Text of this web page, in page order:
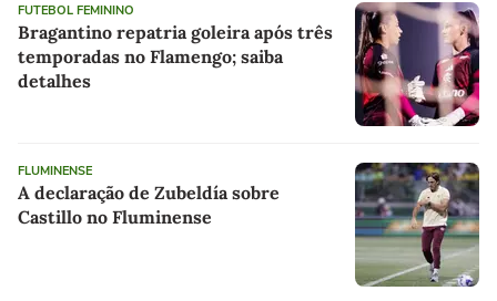
FUTEBOL FEMININO
Bragantino repatria goleira após três
temporadas no Flamengo; saiba
detalhes
FLUMINENSE
A declaração de Zubeldía sobre
Castillo no Fluminense